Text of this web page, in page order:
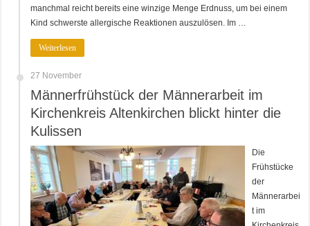
manchmal reicht bereits eine winzige Menge Erdnuss, um bei einem
Kind schwerste allergische Reaktionen auszulösen. Im …
Weiterlesen
27 November
Männerfrühstück der Männerarbeit im
Kirchenkreis Altenkirchen blickt hinter die
Kulissen
Die
Frühstücke
der
Männerarbei
t im